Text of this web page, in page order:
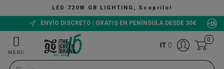
LED 720W GB LIGHTING, Scoprilo!
ENVÍO DISCRETO | GRATIS EN PENÍNSULA DESDE 30€
IT
0